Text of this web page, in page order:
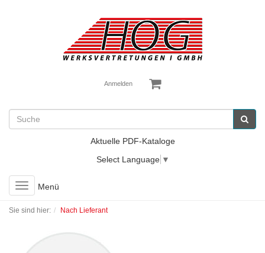
Anmelden
Aktuelle PDF-Kataloge
Select Language ▼
Toggle
navigation
Menü
Sie sind hier: Nach Lieferant